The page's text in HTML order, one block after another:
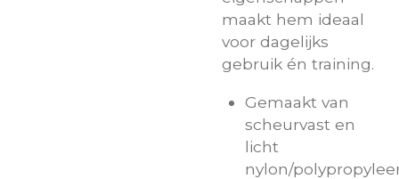
maakt hem ideaal
voor dagelijks
gebruik én training.
Gemaakt van
scheurvast en
licht
nylon/